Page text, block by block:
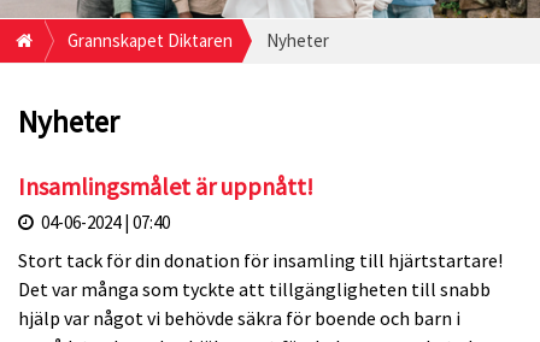
Grannskapet Diktaren Nyheter
Nyheter
Insamlingsmålet är uppnått!
04-06-2024 | 07:40
Stort tack för din donation för insamling till hjärtstartare!
Det var många som tyckte att tillgängligheten till snabb
hjälp var något vi behövde säkra för boende och barn i